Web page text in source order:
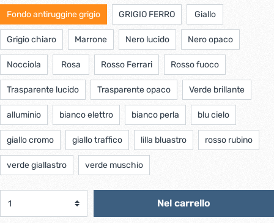
Fondo antiruggine grigio GRIGIO FERRO Giallo
Grigio chiaro Marrone Nero lucido Nero opaco
Nocciola Rosa Rosso Ferrari Rosso fuoco
Trasparente lucido Trasparente opaco Verde brillante
alluminio bianco elettro bianco perla blu cielo
giallo cromo giallo traffico lilla bluastro rosso rubino
verde giallastro verde muschio
Nel carrello